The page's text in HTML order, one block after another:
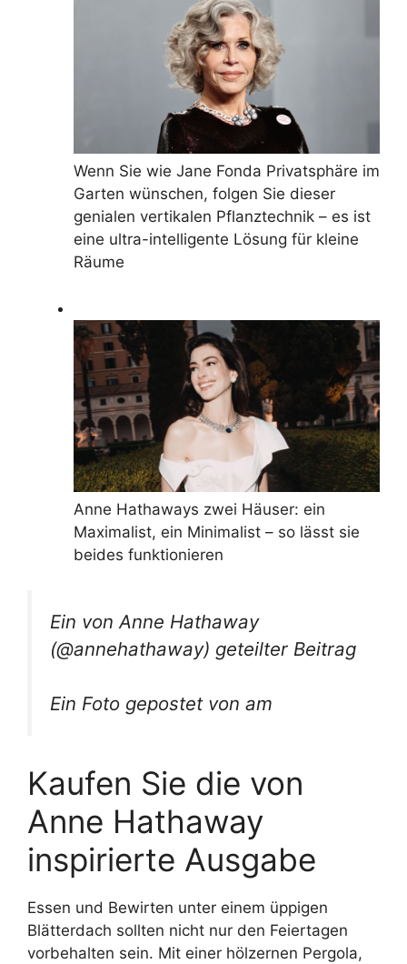
Wenn Sie wie Jane Fonda Privatsphäre im
Garten wünschen, folgen Sie dieser
genialen vertikalen Pflanztechnik – es ist
eine ultra-intelligente Lösung für kleine
Räume
Anne Hathaways zwei Häuser: ein
Maximalist, ein Minimalist – so lässt sie
beides funktionieren
Ein von Anne Hathaway
(@annehathaway) geteilter Beitrag
Ein Foto gepostet von am
Kaufen Sie die von
Anne Hathaway
inspirierte Ausgabe
Essen und Bewirten unter einem üppigen
Blätterdach sollten nicht nur den Feiertagen
vorbehalten sein. Mit einer hölzernen Pergola,